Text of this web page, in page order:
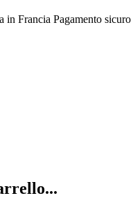
in Francia Pagamento sicuro